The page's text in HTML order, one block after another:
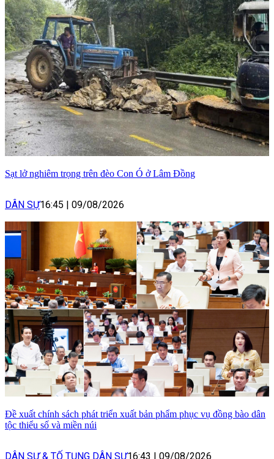
Sạt lở nghiêm trọng trên đèo Con Ó ở Lâm Đồng
DÂN SỰ16:45 09/08/2026
Đề xuất chính sách phát triển xuất bản phẩm phục vụ đồng bào dân
tộc thiểu số và miền núi
DÂN SỰ & TỐ TỤNG DÂN SỰ16:43 09/08/2026